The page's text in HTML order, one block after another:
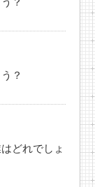
？
どれでしょ